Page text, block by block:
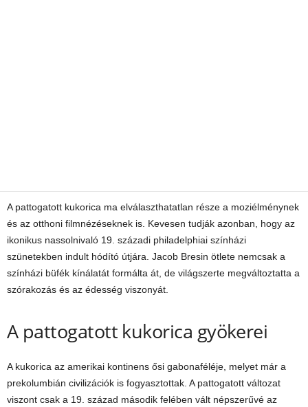
A pattogatott kukorica ma elválaszthatatlan része a moziélménynek
és az otthoni filmnézéseknek is. Kevesen tudják azonban, hogy az
ikonikus nassolnivaló 19. századi philadelphiai színházi
szünetekben indult hódító útjára. Jacob Bresin ötlete nemcsak a
színházi büfék kínálatát formálta át, de világszerte megváltoztatta a
szórakozás és az édesség viszonyát.
A pattogatott kukorica gyökerei
A kukorica az amerikai kontinens ősi gabonaféléje, melyet már a
prekolumbián civilizációk is fogyasztottak. A pattogatott változat
viszont csak a 19. század második felében vált népszerűvé az